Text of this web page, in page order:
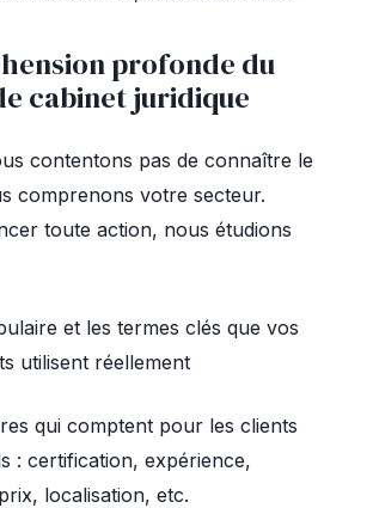
profonde du
cabinet juridique
contentons pas de connaître le
comprenons votre secteur.
toute action, nous étudions
et les termes clés que vos
utilisent réellement
qui comptent pour les clients
: certification, expérience,
localisation, etc.